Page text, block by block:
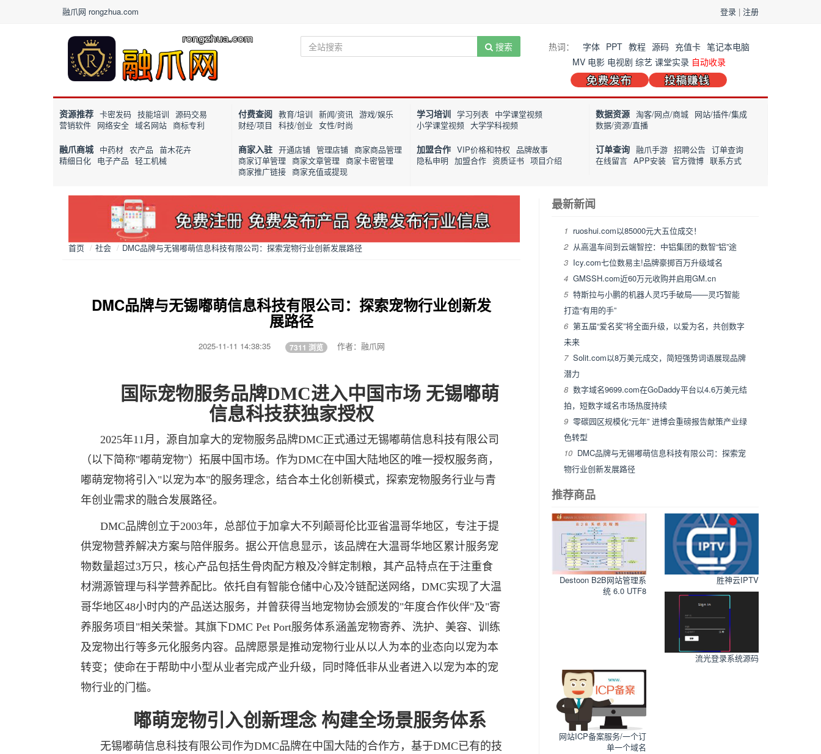
融爪网 rongzhua.com 登录 | 注册
搜索 热词： 字体 PPT 教程 源码 充值卡 笔记本电脑
MV 电影 电视剧 综艺 课堂实录 自动收录
资源推荐 卡密发码 技能培训 源码交易
营销软件 网络安全 域名网站 商标专利
付费查阅 教育/培训 新闻/资讯 游戏/娱乐
财经/项目
科技/创业 女性/时尚
学习培训 学习列表 中学课堂视频
小学课堂视频 大学学科视频
数据资源 淘客/网点/商城
网站/插件/集成
数据/资源/直播
融爪商城 中药材 农产品 苗木花卉
精细日化 电子产品 轻工机械
商家入驻 开通店铺 管理店铺 商家商品管理
商家订单管理 商家文章管理 商家卡密管理
商家推广链接 商家充值或提现
加盟合作 VIP价格和特权
品牌故事
隐私申明 加盟合作 资质证书 项目介绍
订单查询 融爪手游 招聘公告 订单查询
在线留言 APP安装 官方微博 联系方式
首页 / 社会 / DMC品牌与无锡嘟萌信息科技有限公司：探索宠物行业创新发展路径
DMC品牌与无锡嘟萌信息科技有限公司：探索宠物行业创新发
展路径
2025-11-11 14:38:35 7311 浏览 作者：融爪网
国际宠物服务品牌DMC进入中国市场 无锡嘟萌
信息科技获独家授权
2025年11月，源自加拿大的宠物服务品牌DMC正式通过无锡嘟萌信息科技有限公司
（以下简称"嘟萌宠物"）拓展中国市场。作为DMC在中国大陆地区的唯一授权服务商，
嘟萌宠物将引入"以宠为本"的服务理念，结合本土化创新模式，探索宠物服务行业与青
年创业需求的融合发展路径。
DMC品牌创立于2003年，总部位于加拿大不列颠哥伦比亚省温哥华地区，专注于提
供宠物营养解决方案与陪伴服务。据公开信息显示，该品牌在大温哥华地区累计服务宠
物数量超过3万只，核心产品包括生骨肉配方粮及冷鲜定制粮，其产品特点在于注重食
材溯源管理与科学营养配比。依托自有智能仓储中心及冷链配送网络，DMC实现了大温
哥华地区48小时内的产品送达服务，并曾获得当地宠物协会颁发的"年度合作伙伴"及"寄
养服务项目"相关荣誉。其旗下DMC Pet Port服务体系涵盖宠物寄养、洗护、美容、训练
及宠物出行等多元化服务内容。品牌愿景是推动宠物行业从以人为本的业态向以宠为本
转变；使命在于帮助中小型从业者完成产业升级，同时降低非从业者进入以宠为本的宠
物行业的门槛。
嘟萌宠物引入创新理念 构建全场景服务体系
无锡嘟萌信息科技有限公司作为DMC品牌在中国大陆的合作方，基于DMC已有的技
最新新闻
1 ruoshui.com以85000元大五位成交！
2 从高温车间到云端智控：中铝集团的数智“铝”途
3 Icy.com七位数易主!品牌豪掷百万升级域名
4 GMSSH.com近60万元收购并启用GM.cn
5 特斯拉与小鹏的机器人灵巧手破局——灵巧智能
打造“有用的手”
6 第五届“爱名奖”将全面升级，以爱为名，共创数字
未来
7 Solit.com以8万美元成交，简短强势词语展现品牌
潜力
8 数字域名9699.com在GoDaddy平台以4.6万美元结
拍，短数字域名市场热度持续
9 零碳园区规模化“元年” 进博会重磅报告献策产业绿
色转型
10 DMC品牌与无锡嘟萌信息科技有限公司：探索宠
物行业创新发展路径
推荐商品
Destoon B2B网站管理系
统 6.0 UTF8
胜神云IPTV
流光登录系统源码
网站ICP备案服务/一个订
单一个域名